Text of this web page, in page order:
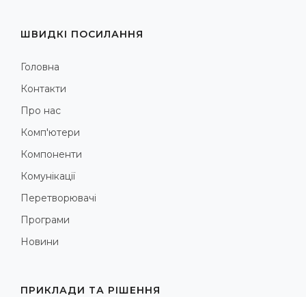
ШВИДКІ ПОСИЛАННЯ
Головна
Контакти
Про нас
Комп'ютери
Компоненти
Комунікації
Перетворювачі
Програми
Новини
ПРИКЛАДИ ТА РІШЕННЯ